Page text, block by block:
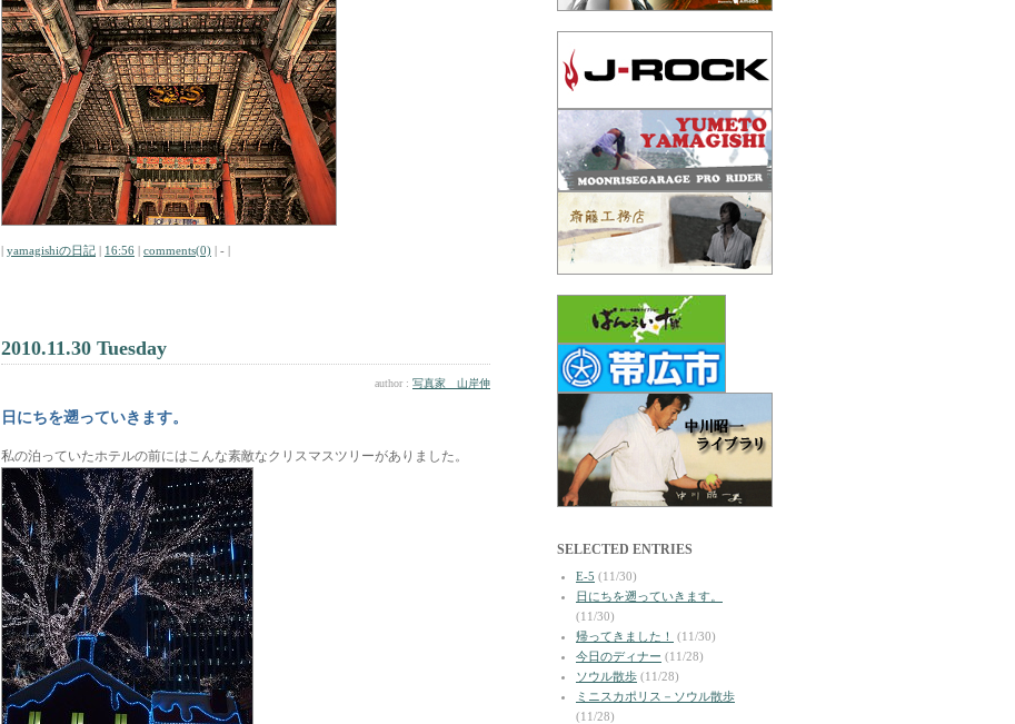
| yamagishiの日記 | 16:56 | comments(0) | - |
2010.11.30 Tuesday
author : 写真家 山岸伸
日にちを遡っていきます。
私の泊っていたホテルの前にはこんな素敵なクリスマスツリーがありました。
SELECTED ENTRIES
E-5 (11/30)
日にちを遡っていきます。
(11/30)
帰ってきました！
(11/30)
今日のディナー (11/28)
ソウル散歩 (11/28)
ミニスカポリス－ソウル散歩
(11/28)